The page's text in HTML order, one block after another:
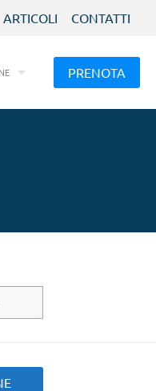
ARTICOLI CONTATTI
PRENOTA